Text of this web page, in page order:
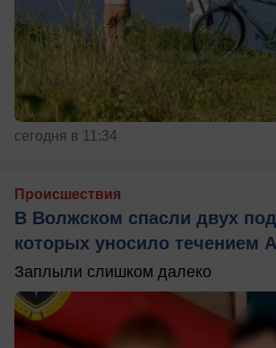
сегодня в 11:34
Происшествия
В Волжском спасли двух
которых уносило течением
Заплыли слишком далеко